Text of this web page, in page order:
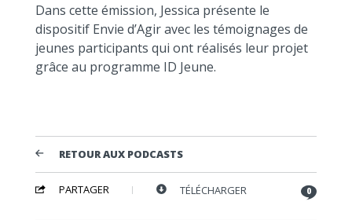
Dans cette émission, Jessica présente le
dispositif Envie d’Agir avec les témoignages de
jeunes participants qui ont réalisés leur projet
grâce au programme ID Jeune.
RETOUR AUX PODCASTS
PARTAGER TÉLÉCHARGER 0